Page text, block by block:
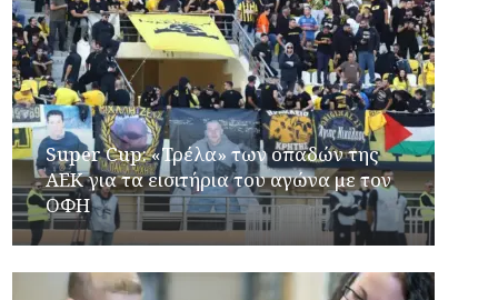
Super Cup: «Τρέλα» των οπαδών της
ΑΕΚ για τα εισιτήρια του αγώνα με τον
ΟΦΗ